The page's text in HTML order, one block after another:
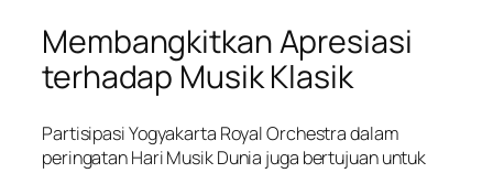
Membangkitkan Apresiasi
terhadap Musik Klasik
Partisipasi Yogyakarta Royal Orchestra dalam
peringatan Hari Musik Dunia juga bertujuan untuk